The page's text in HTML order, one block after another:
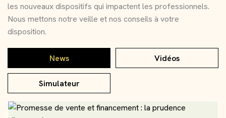
les nouveaux dispositifs qui impactent les professionnels.
Nous mettons notre veille et nos conseils à votre
disposition.
News Vidéos
Simulateur